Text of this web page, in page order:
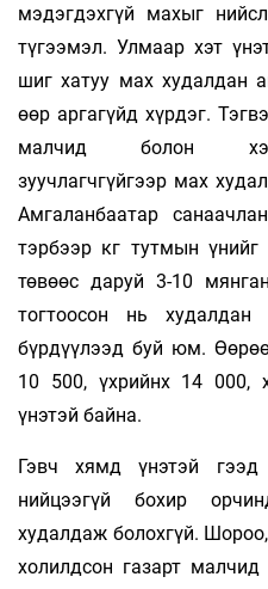
мэдэгдэхгүй махыг
түгээмэл. Улмаар хэт
шиг хатуу мах худалдан
өөр аргагүйд хүрдэг.
малчид болон
зуучлагчгүйгээр мах
Амгаланбаатар
тэрбээр кг тутмын
төвөөс даруй 3-10
тогтоосон нь худалдан
бүрдүүлээд буй юм.
10 500, үхрийнх 14 000,
үнэтэй байна.
Гэвч хямд үнэтэй гээд
нийцээгүй бохир
худалдаж болохгүй.
холилдсон газарт